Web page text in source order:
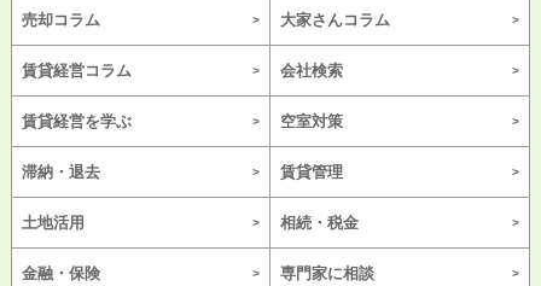
売却コラム 大家さんコラム
賃貸経営コラム 会社検索
賃貸経営を学ぶ 空室対策
滞納・退去 賃貸管理
土地活用 相続・税金
金融・保険 専門家に相談